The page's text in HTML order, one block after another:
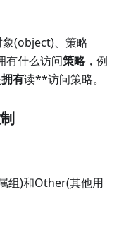
(object)、策略
有什么访问策略，例
拥有读**访问策略。
组)和Other(其他用